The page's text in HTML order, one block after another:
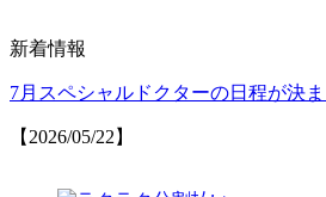
新着情報
7月スペシャルドクターの日程が決
【2026/05/22】